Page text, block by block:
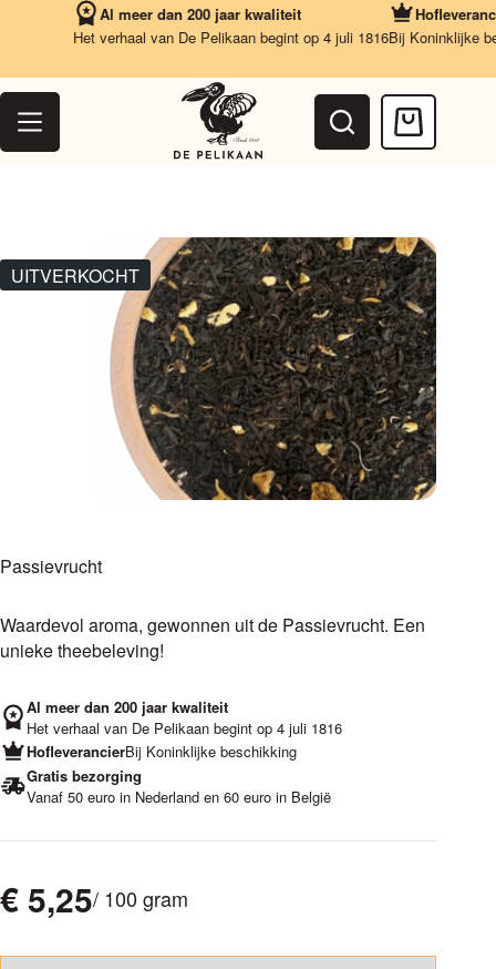
inhoud
Al meer dan 200 jaar kwaliteit
Het verhaal van De Pelikaan begint op 4 juli 1816
Hofleverancier
Bij Koninklijke
UITVERKOCHT
Passievrucht
Waardevol aroma, gewonnen uit de Passievrucht. Een
unieke theebeleving!
Al meer dan 200 jaar kwaliteit
Het verhaal van De Pelikaan begint op 4 juli 1816
HofleverancierBij Koninklijke beschikking
Gratis bezorging
Vanaf 50 euro in Nederland en 60 euro in België
€5,25/ 100 gram